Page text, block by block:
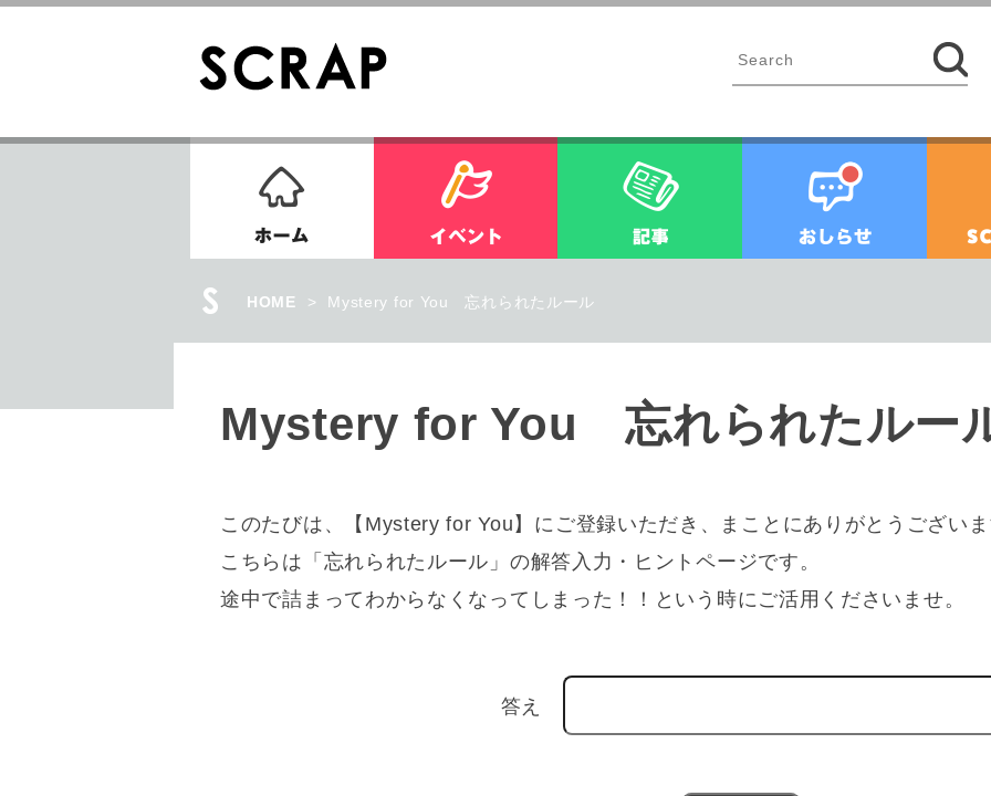
ホーム イベント 記事 お知らせ
HOME > Mystery for You 忘れられたルール
Mystery for You 忘れられたルー
このたびは、【Mystery for You】にご登録いただき、まことにありがとうござい
こちらは「忘れられたルール」の解答入力・ヒントページです。
途中で詰まってわからなくなってしまった！！という時にご活用くださいませ。
答え